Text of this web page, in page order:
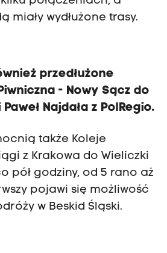
miały wydłużone trasy.
przedłużone
- Nowy Sącz do
Najdała z PolRegio.
także Koleje
z Krakowa do Wieliczki
pół godziny, od 5 rano aż
pojawi się możliwość
w Beskid Śląski.